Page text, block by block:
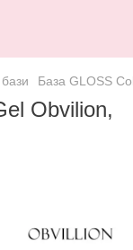
База GLOSS
Obvilion,